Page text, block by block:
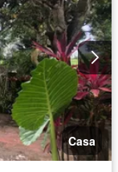
Casa